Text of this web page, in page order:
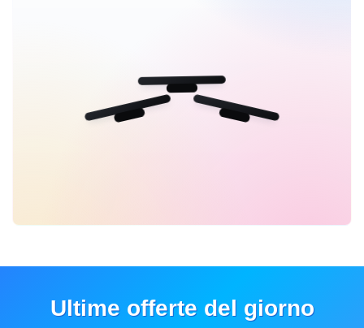
Ultime offerte del giorno